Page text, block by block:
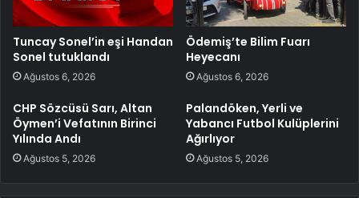
Tuncay Sonel’in eşi Handan
Sonel tutuklandı
Ağustos 6, 2026
Ödemiş’te Bilim Fuarı
Heyecanı
Ağustos 6, 2026
CHP Sözcüsü Sarı, Altan
Öymen’i Vefatının Birinci
Yılında Andı
Ağustos 5, 2026
Palandöken, Yerli ve
Yabancı Futbol Kulüplerini
Ağırlıyor
Ağustos 5, 2026